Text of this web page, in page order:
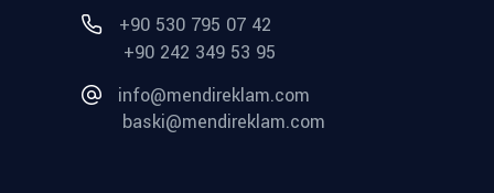
+90 530 795 07 42
+90 242 349 53 95
info@mendireklam.com
baski@mendireklam.com